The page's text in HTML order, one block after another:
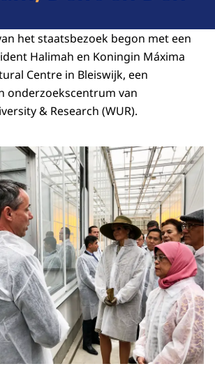
het staatsbezoek begon met een
Halimah en Koningin Máxima
Centre in Bleiswijk, een
onderzoekscentrum van
& Research (WUR).